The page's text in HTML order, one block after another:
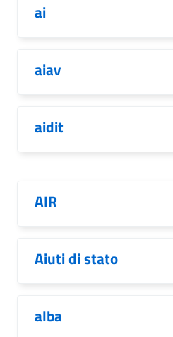
ai
aiav
aidit
AIR
Aiuti di stato
alba